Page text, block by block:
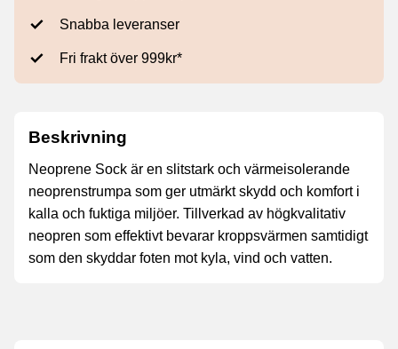
Snabba leveranser
Fri frakt över 999kr*
Beskrivning
Neoprene Sock är en slitstark och värmeisolerande
neoprenstrumpa som ger utmärkt skydd och komfort i
kalla och fuktiga miljöer. Tillverkad av högkvalitativ
neopren som effektivt bevarar kroppsvärmen samtidigt
som den skyddar foten mot kyla, vind och vatten.